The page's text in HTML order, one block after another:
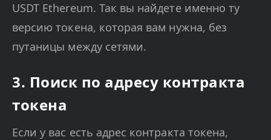
USDT Ethereum. Так вы найдете именно ту
версию токена, которая вам нужна, без
путаницы между сетями.
3. Поиск по адресу контракта
токена
Если у вас есть адрес контракта токена,